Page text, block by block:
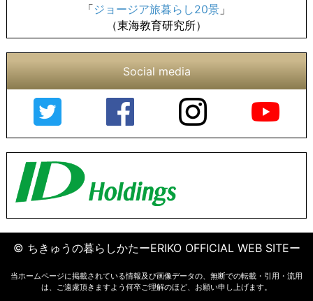
「ジョージア旅暮らし20景 」
（東海教育研究所）
Social media
© ちきゅうの暮らしかたーERIKO OFFICIAL WEB SITEー
当ホームページに掲載されている情報及び画像データの、無断での転載・引用・流用
は、ご遠慮頂きますよう何卒ご理解のほど、お願い申し上げます。